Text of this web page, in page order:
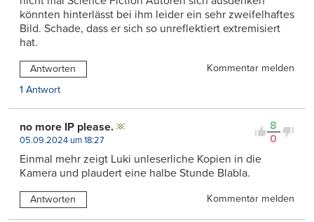
könnten hinterlässt bei ihm leider ein sehr zweifelhaftes
Bild. Schade, dass er sich so unreflektiert extremisiert
hat.
Antworten
Kommentar melden
1 Antwort
8
0
no more IP please.
05.09.2024 um 18:27
Einmal mehr zeigt Luki unleserliche Kopien in die
Kamera und plaudert eine halbe Stunde Blabla.
Antworten Kommentar melden